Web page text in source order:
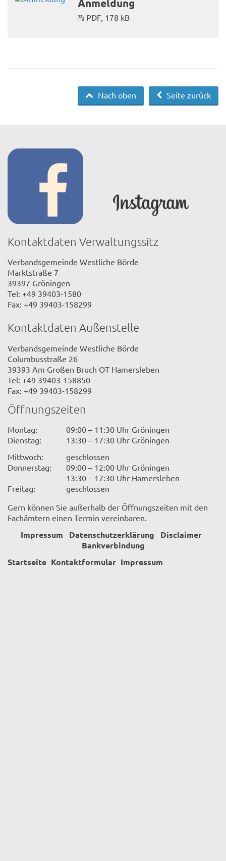
PDF, 178 kB
Seite zurück
Nach oben
Kontaktdaten Verwaltungssitz
Verbandsgemeinde Westliche Börde
Marktstraße 7
39397 Gröningen
Tel: +49 39403-1580
Fax: +49 39403-158299
Kontaktdaten Außenstelle
Verbandsgemeinde Westliche Börde
Columbusstraße 26
39393 Am Großen Bruch OT Hamersleben
Tel: +49 39403-158850
Fax: +49 39403-158299
Öffnungszeiten
Montag:
09:00 – 11:30 Uhr Gröningen
Dienstag:
13:30 – 17:30 Uhr Gröningen
Mittwoch:
geschlossen
Donnerstag:
09:00 – 12:00 Uhr Gröningen
13:30 – 17:30 Uhr Hamersleben
Freitag:
geschlossen
Gern können Sie außerhalb der Öffnungszeiten mit den
Fachämtern einen Termin vereinbaren.
Impressum Datenschutzerklärung
Disclaimer
Bankverbindung
Startseite Kontaktformular Impressum